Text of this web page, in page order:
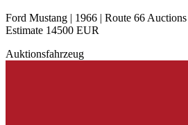
Ford Mustang | 1966 | Route 66
Estimate 14500 EUR
Auktionsfahrzeug